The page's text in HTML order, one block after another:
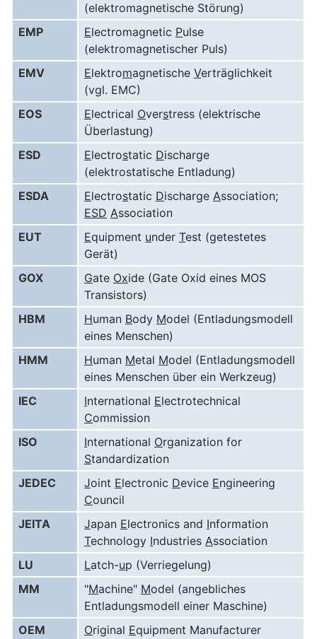
(elektromagnetische Störung)
EMP
Electromagnetic Pulse
(elektromagnetischer Puls)
EMV
Elektromagnetische Verträglichkeit
(vgl. EMC)
EOS
Electrical Overstress (elektrische
Überlastung)
ESD
Electrostatic Discharge
(elektrostatische Entladung)
ESDA
Electrostatic Discharge Association;
ESD Association
EUT
Equipment under Test (getestetes
Gerät)
GOX
Gate Oxide (Gate Oxid eines MOS
Transistors)
HBM
Human Body Model (Entladungsmodell
eines Menschen)
HMM
Human Metal Model (Entladungsmodell
eines Menschen über ein Werkzeug)
IEC
International Electrotechnical
Commission
ISO
International Organization for
Standardization
JEDEC
Joint Electronic Device Engineering
Council
JEITA
Japan Electronics and Information
Technology Industries Association
LU
Latch-up (Verriegelung)
MM
"Machine" Model (angebliches
Entladungsmodell einer Maschine)
OEM
Original Equipment Manufacturer